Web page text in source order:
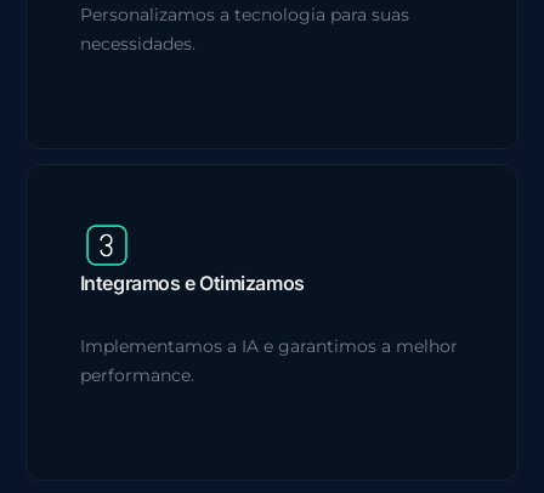
Personalizamos a tecnologia para suas
necessidades.
Integramos e Otimizamos
Implementamos a IA e garantimos a melhor
performance.